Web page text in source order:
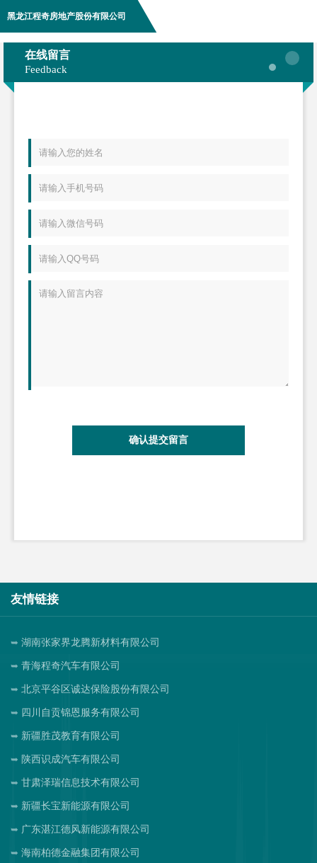
黑龙江程奇房地产股份有限公司
在线留言
Feedback
确认提交留言
友情链接
湖南张家界龙腾新材料有限公司
青海程奇汽车有限公司
北京平谷区诚达保险股份有限公司
四川自贡锦恩服务有限公司
新疆胜茂教育有限公司
陕西识成汽车有限公司
甘肃泽瑞信息技术有限公司
新疆长宝新能源有限公司
广东湛江德风新能源有限公司
海南柏德金融集团有限公司